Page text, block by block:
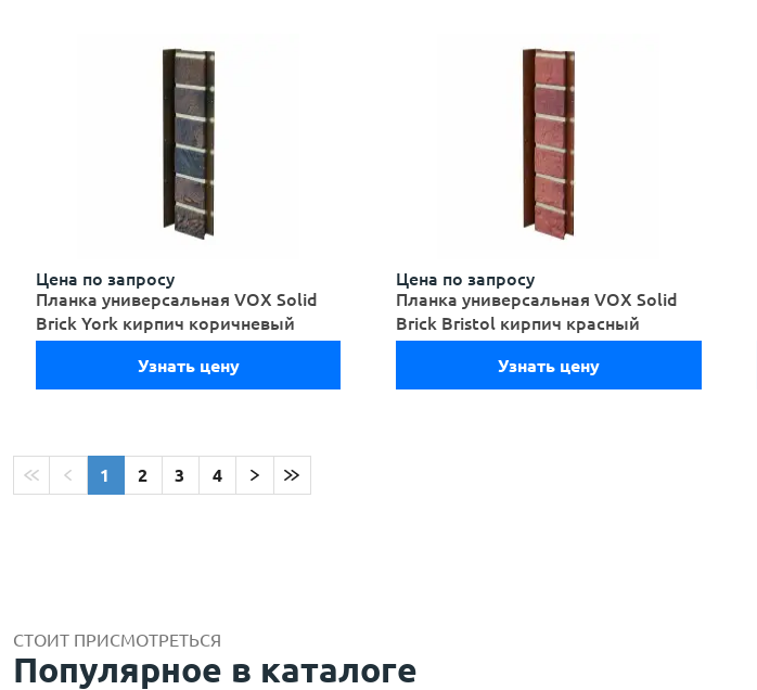
Цена по запросу
Планка универсальная VOX Solid
Brick York кирпич коричневый
Узнать цену
Цена по запросу
Планка универсальная VOX Solid
Brick Bristol кирпич красный
Узнать цену
1 2 3 4
СТОИТ ПРИСМОТРЕТЬСЯ
Популярное в каталоге